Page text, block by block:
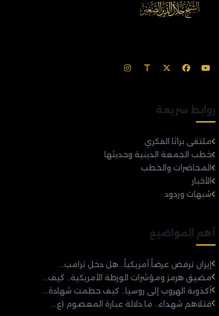
روابط سريعة
ملتقى براثا الفكري
خطب الجمعة الدينية وحديثها
المحاضرات والخطب
الأخبار
شبهات وردود
أهم المواضيع
إيران ترفض عرضاً أمريكياً.. هل دخل ترامب...
مضيق هرمز ومؤشرات الورطة الأمريكية.. كيف...
أكذوبة الهروب إلى روسيا.. كيف حطمت شهادة...
قتلاهم شهداء.. ما دلالة عبارة المعصوم (ع...